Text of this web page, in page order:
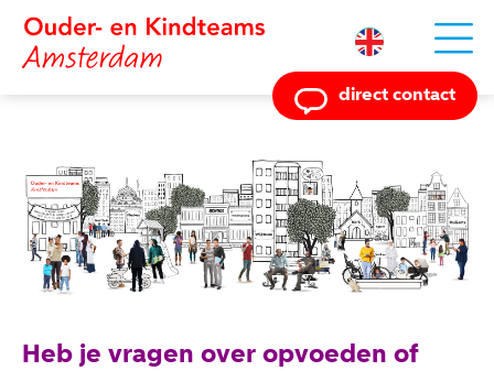
Powered by
direct contact
Heb je vragen over opvoeden of